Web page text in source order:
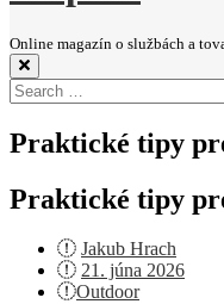
Online magazín o službách a
Search
for:
Praktické tipy
Praktické tipy
Jakub Hrach
Posted
on
21. júna 2026
Outdoor